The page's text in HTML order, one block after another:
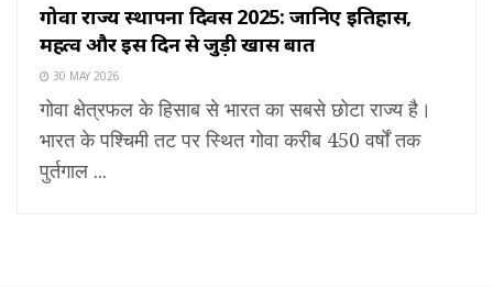
गोवा राज्य स्थापना दिवस 2025: जानिए इतिहास,
महत्व और इस दिन से जुड़ी खास बातें
30 MAY 2026
गोवा क्षेत्रफल के हिसाब से भारत का सबसे छोटा राज्य है।
भारत के पश्चिमी तट पर स्थित गोवा करीब 450 वर्षों तक
पुर्तगाल ...